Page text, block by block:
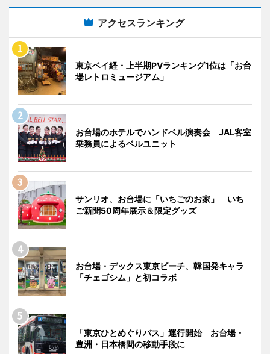
アクセスランキング
東京ベイ経・上半期PVランキング1位は「お台
場レトロミュージアム」
お台場のホテルでハンドベル演奏会 JAL客室
乗務員によるベルユニット
サンリオ、お台場に「いちごのお家」 いち
ご新聞50周年展示＆限定グッズ
お台場・デックス東京ビーチ、韓国発キャラ
「チェゴシム」と初コラボ
「東京ひとめぐりバス」運行開始 お台場・
豊洲・日本橋間の移動手段に